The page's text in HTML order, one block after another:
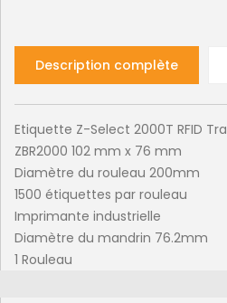
Description complète
Etiquette Z-Select 2000T RFID
ZBR2000 102 mm x 76 mm
Diamètre du rouleau 200mm
1500 étiquettes par rouleau
Imprimante industrielle
Diamètre du mandrin 76.2mm
1 Rouleau